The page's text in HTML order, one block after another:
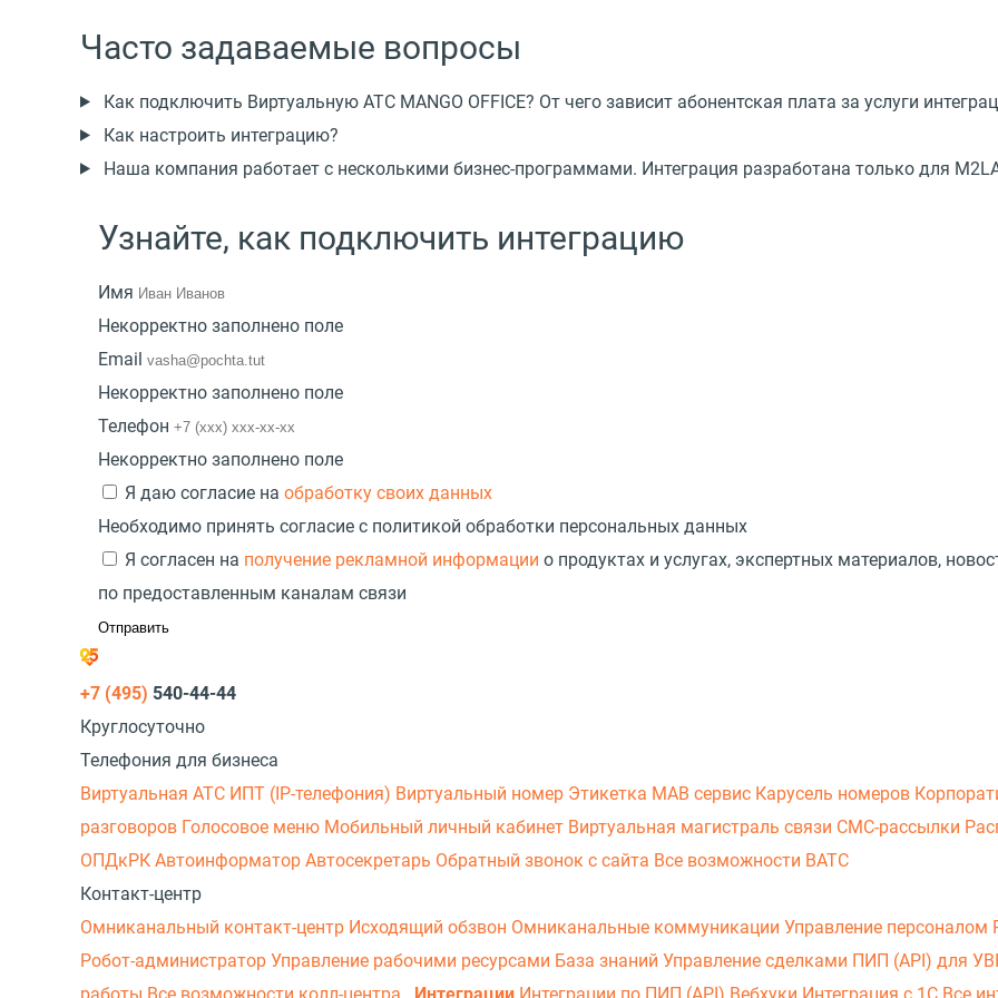
Часто задаваемые вопросы
Как подключить Виртуальную АТС MANGO OFFICE? От чего зависит абонентская плата за услуги
Как настроить интеграцию?
Наша компания работает с несколькими бизнес-программами. Интеграция разработана только для
Узнайте, как подключить интеграцию
Имя
Некорректно заполнено поле
Email
Некорректно заполнено поле
Телефон
Некорректно заполнено поле
Я даю согласие на обработку своих данных
Необходимо принять согласие с политикой обработки персональных данных
Я согласен на получение рекламной информации о продуктах и услугах, экспертных материалов,
по предоставленным каналам связи
+7 (495) 540-44-44
Круглосуточно
Телефония для бизнеса
Виртуальная АТС ИПТ (IP-телефония) Виртуальный номер Этикетка МАВ сервис Карусель номеров
разговоров Голосовое меню Мобильный личный кабинет Виртуальная магистраль связи СМС-рассылки
ОПДкРК Автоинформатор Автосекретарь Обратный звонок с сайта Все возможности ВАТС
Контакт-центр
Омниканальный контакт-центр Исходящий обзвон Омниканальные коммуникации Управление персоналом
Робот-администратор Управление рабочими ресурсами База знаний Управление сделками ПИП (API) для
работы Все возможности колл-центра Интеграции Интеграции по ПИП (API) Вебхуки Интеграция с 1С Все